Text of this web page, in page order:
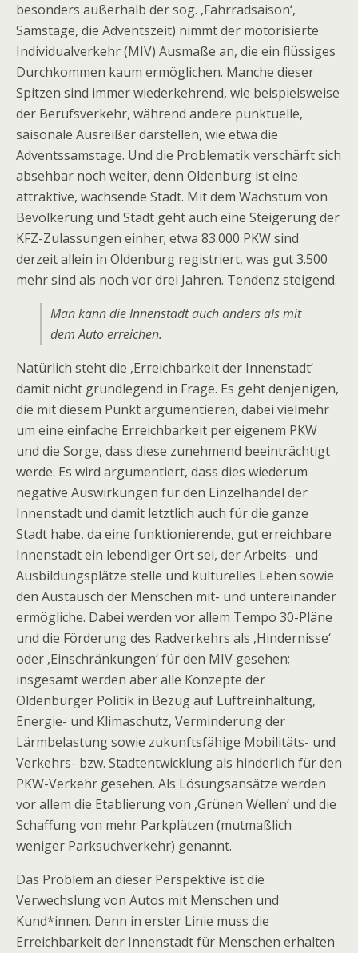
besonders außerhalb der sog. ‚Fahrradsaison‘,
Samstage, die Adventszeit) nimmt der motorisierte
Individualverkehr (MIV) Ausmaße an, die ein flüssiges
Durchkommen kaum ermöglichen. Manche dieser
Spitzen sind immer wiederkehrend, wie beispielsweise
der Berufsverkehr, während andere punktuelle,
saisonale Ausreißer darstellen, wie etwa die
Adventssamstage. Und die Problematik verschärft sich
absehbar noch weiter, denn Oldenburg ist eine
attraktive, wachsende Stadt. Mit dem Wachstum von
Bevölkerung und Stadt geht auch eine Steigerung der
KFZ-Zulassungen einher; etwa 83.000 PKW sind
derzeit allein in Oldenburg registriert, was gut 3.500
mehr sind als noch vor drei Jahren. Tendenz steigend.
Man kann die Innenstadt auch anders als mit
dem Auto erreichen.
Natürlich steht die ‚Erreichbarkeit der Innenstadt‘
damit nicht grundlegend in Frage. Es geht denjenigen,
die mit diesem Punkt argumentieren, dabei vielmehr
um eine einfache Erreichbarkeit per eigenem PKW
und die Sorge, dass diese zunehmend beeinträchtigt
werde. Es wird argumentiert, dass dies wiederum
negative Auswirkungen für den Einzelhandel der
Innenstadt und damit letztlich auch für die ganze
Stadt habe, da eine funktionierende, gut erreichbare
Innenstadt ein lebendiger Ort sei, der Arbeits- und
Ausbildungsplätze stelle und kulturelles Leben sowie
den Austausch der Menschen mit- und untereinander
ermögliche. Dabei werden vor allem Tempo 30-Pläne
und die Förderung des Radverkehrs als ‚Hindernisse‘
oder ‚Einschränkungen‘ für den MIV gesehen;
insgesamt werden aber alle Konzepte der
Oldenburger Politik in Bezug auf Luftreinhaltung,
Energie- und Klimaschutz, Verminderung der
Lärmbelastung sowie zukunftsfähige Mobilitäts- und
Verkehrs- bzw. Stadtentwicklung als hinderlich für den
PKW-Verkehr gesehen. Als Lösungsansätze werden
vor allem die Etablierung von ‚Grünen Wellen‘ und die
Schaffung von mehr Parkplätzen (mutmaßlich
weniger Parksuchverkehr) genannt.
Das Problem an dieser Perspektive ist die
Verwechslung von Autos mit Menschen und
Kund*innen. Denn in erster Linie muss die
Erreichbarkeit der Innenstadt für Menschen erhalten